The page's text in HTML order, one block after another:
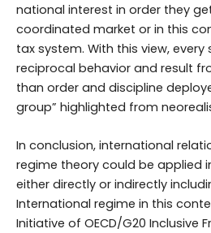
national interest in order they
coordinated market or in this
tax system. With this view,
reciprocal behavior and result
than order and discipline
group” highlighted from
In conclusion, international
regime theory could be applied
either directly or indirectly
International regime in this
Initiative of OECD/G20 Inclusive